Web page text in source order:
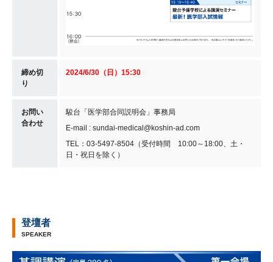
締め切
り
2024/6/30（日）15:30
お問い
合わせ
駿台「医学部合同説明会」事務局
E-mail : sundai-medical@koshin-ad.com
TEL：03-5497-8504（受付時間 10:00～18:00、土・
日・祝日を除く）
登壇者
SPEAKER